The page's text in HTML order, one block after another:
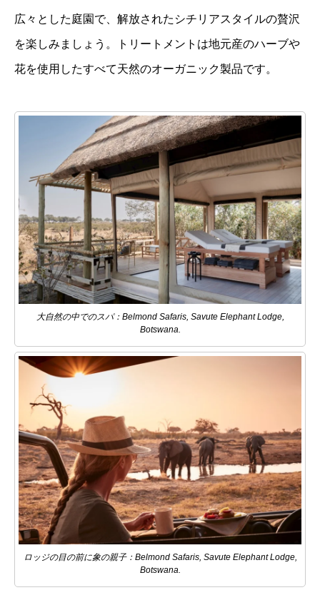
広々とした庭園で、解放されたシチリアスタイルの贅沢
を楽しみましょう。トリートメントは地元産のハーブや
花を使用したすべて天然のオーガニック製品です。
大自然の中でのスパ：Belmond Safaris, Savute Elephant Lodge,
Botswana.
ロッジの目の前に象の親子：Belmond Safaris, Savute Elephant Lodge,
Botswana.